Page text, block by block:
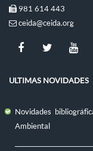
981 614 443
ceida@ceida.org
ULTIMAS NOVIDADES
Novidades
Ambiental